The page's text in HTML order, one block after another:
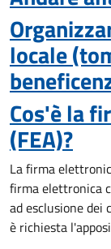
locale
Cos'è la
(FEA)?
La firma
firma elettronica
ad esclusione
è richiesta